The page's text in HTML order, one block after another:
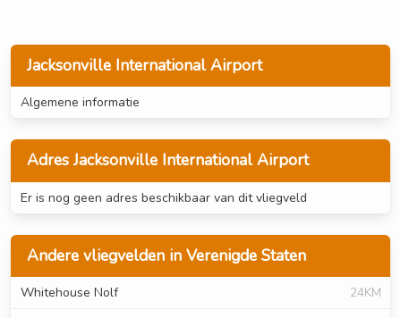
Jacksonville International Airport
Algemene informatie
Adres Jacksonville International Airport
Er is nog geen adres beschikbaar van dit vliegveld
Andere vliegvelden in Verenigde Staten
Whitehouse Nolf
24KM